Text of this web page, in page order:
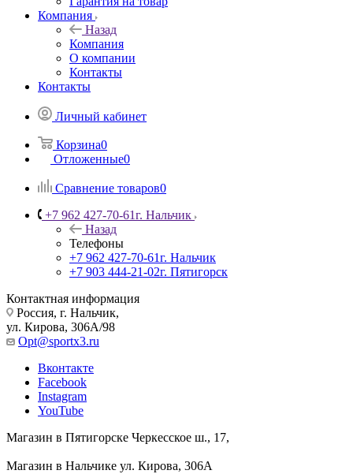
Компания
Назад
Компания
О компании
Контакты
Контакты
Личный кабинет
Корзина0
Отложенные0
Сравнение товаров0
+7 962 427-70-61г. Нальчик
Назад
Телефоны
+7 962 427-70-61г. Нальчик
+7 903 444-21-02г. Пятигорск
Контактная информация
Россия, г. Нальчик,
ул. Кирова, 306А/98
Opt@sportx3.ru
Вконтакте
Facebook
Instagram
YouTube
Магазин в Пятигорске Черкесское ш., 17,
Магазин в Нальчике ул. Кирова, 306А